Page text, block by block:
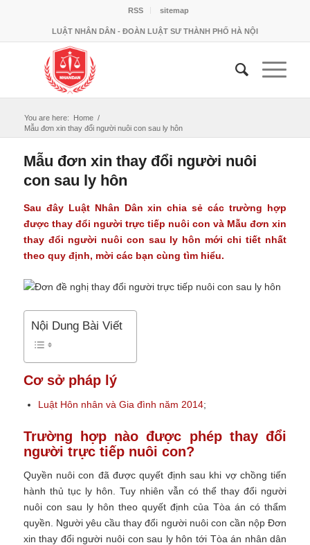
RSS sitemap
LUẬT NHÂN DÂN - ĐOÀN LUẬT SƯ THÀNH PHỐ HÀ NỘI
You are here: Home /
Mẫu đơn xin thay đổi người nuôi con sau ly hôn
Mẫu đơn xin thay đổi người nuôi
con sau ly hôn
Sau đây Luật Nhân Dân xin chia sẻ các trường hợp
được thay đổi người trực tiếp nuôi con và Mẫu đơn xin
thay đổi người nuôi con sau ly hôn mới chi tiết nhất
theo quy định, mời các bạn cùng tìm hiểu.
Nội Dung Bài Viết
Cơ sở pháp lý
Luật Hôn nhân và Gia đình năm 2014;
Trường hợp nào được phép thay đổi
người trực tiếp nuôi con?
Quyền nuôi con đã được quyết định sau khi vợ chồng tiến
hành thủ tục ly hôn. Tuy nhiên vẫn có thể thay đổi người
nuôi con sau ly hôn theo quyết định của Tòa án có thẩm
quyền. Người yêu cầu thay đổi người nuôi con cần nộp Đơn
xin thay đổi người nuôi con sau ly hôn tới Tòa án nhân dân